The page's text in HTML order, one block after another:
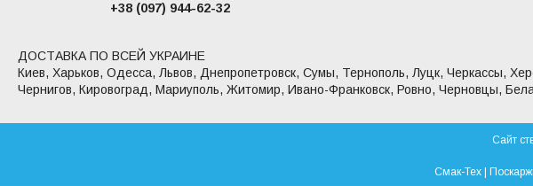
+38 (097) 944-62-32
ДОСТАВКА ПО ВСЕЙ УКРАИНЕ
Киев, Харьков, Одесса, Львов, Днепропетровск, Сумы, Тернополь, Луцк, Черкассы,
Чернигов, Кировоград, Мариуполь, Житомир, Ивано-Франковск, Ровно, Черновцы,
Сайт